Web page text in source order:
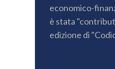
economico-
è stata
edizione di